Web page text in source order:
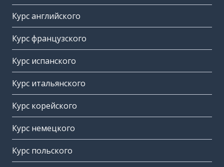
Курс английского
Курс французского
Курс испанского
Курс итальянского
Курс корейского
Курс немецкого
Курс польского